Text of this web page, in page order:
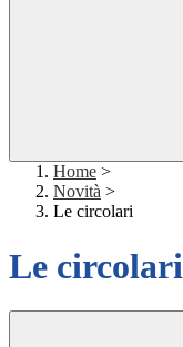
Home >
Novità >
Le circolari
Le circolari